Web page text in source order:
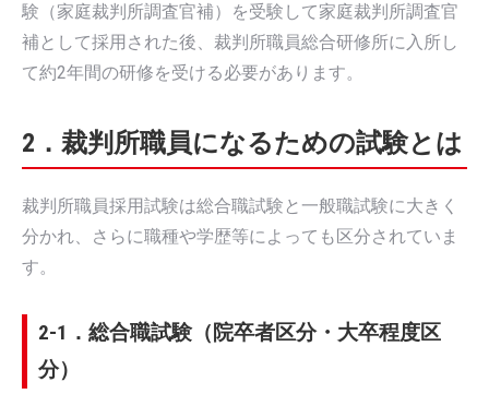
験（家庭裁判所調査官補）を受験して家庭裁判所調査官
補として採用された後、裁判所職員総合研修所に入所し
て約2年間の研修を受ける必要があります。
2．裁判所職員になるための試験とは
裁判所職員採用試験は総合職試験と一般職試験に大きく
分かれ、さらに職種や学歴等によっても区分されていま
す。
2-1．総合職試験（院卒者区分・大卒程度区
分）